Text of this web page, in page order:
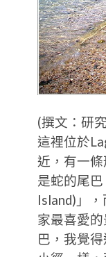
(撰文：研
這裡位於
近，有一
是蛇的尾
Island)」
家最喜愛
巴，我覺